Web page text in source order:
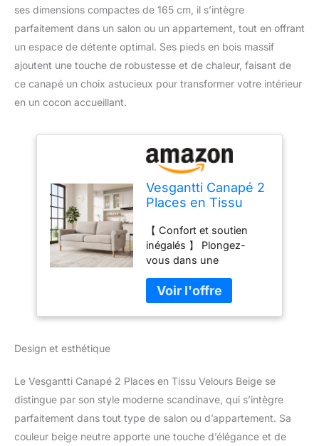
ses dimensions compactes de 165 cm, il s’intègre
parfaitement dans un salon ou un appartement, tout en offrant
un espace de détente optimal. Ses pieds en bois massif
ajoutent une touche de robustesse et de chaleur, faisant de
ce canapé un choix astucieux pour transformer votre intérieur
en un cocon accueillant.
Vesgantti Canapé 2
Places en Tissu
165cm Style
Moderne
Scandinave pour
Salon,
Appartement, Petit
Espace, Pieds Bois
Massif, 168x88x75
【 Confort et soutien
inégalés 】 Plongez-
vous dans une
allie un confort inégalé et
un soutien exceptionnel.
La causeuse Vesgantti
coussins en mousse
haute densité dans le
siège, assurant un
niveau de confort
remarquable qui s'adapte
Design et esthétique
Le Vesgantti Canapé 2 Places en Tissu Velours Beige se
distingue par son style moderne scandinave, qui s’intègre
parfaitement dans tout type de salon ou d’appartement. Sa
couleur beige neutre apporte une touche d’élégance et de